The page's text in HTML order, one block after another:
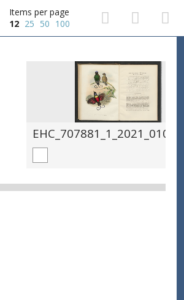
Items per page
12 25 50 100